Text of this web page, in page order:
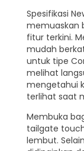
Spesifikasi
memuaskan
fitur terkini.
mudah
untuk tipe
melihat
mengetahui
terlihat saat
Membuka
tailgate
lembut.